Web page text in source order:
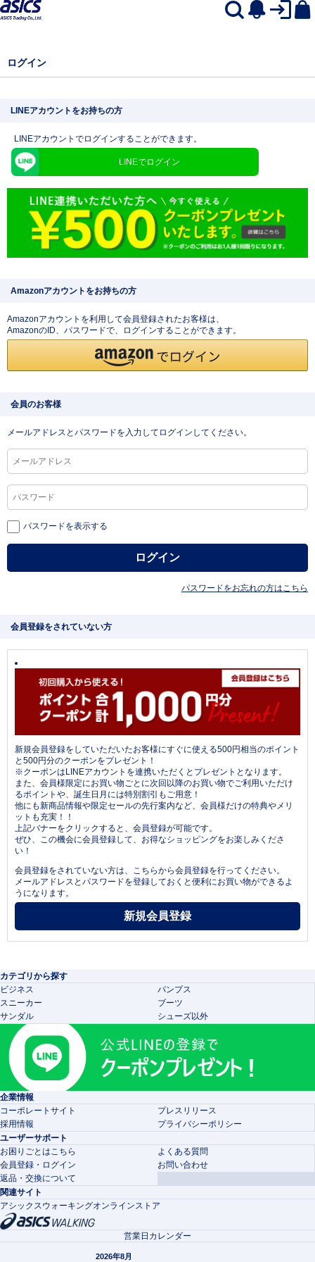
ログイン
LINEアカウントをお持ちの方
LINEアカウントでログインすることができます。
LINEでログイン
Amazonアカウントをお持ちの方
Amazonアカウントを利用して会員登録されたお客様は、
AmazonのID、パスワードで、ログインすることができます。
会員のお客様
メールアドレスとパスワードを入力してログインしてください。
パスワードを表示する
パスワードをお忘れの方はこちら
会員登録をされていない方
新規会員登録をしていただいたお客様にすぐに使える500円相当のポイント
と500円分のクーポンをプレゼント！
※クーポンはLINEアカウントを連携いただくとプレゼントとなります。
また、会員様限定にお買い物ごとに次回以降のお買い物でご利用いただけ
るポイントや、誕生日月には特別割引もご用意！
他にも新商品情報や限定セールの先行案内など、会員様だけの特典やメリ
ットも充実！！
上記バナーをクリックすると、会員登録が可能です。
ぜひ、この機会に会員登録して、お得なショッピングをお楽しみくださ
い！
会員登録をされていない方は、こちらから会員登録を行ってください。
メールアドレスとパスワードを登録しておくと便利にお買い物ができるよ
うになります。
カテゴリから探す
ビジネス
パンプス
スニーカー
ブーツ
サンダル
シューズ以外
企業情報
コーポレートサイト
プレスリリース
採用情報
プライバシーポリシー
ユーザーサポート
お困りごとはこちら
よくある質問
会員登録・ログイン
お問い合わせ
返品・交換について
関連サイト
アシックスウォーキングオンラインストア
営業日カレンダー
2026年8月